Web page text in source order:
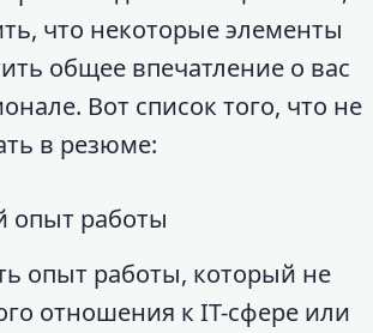
что некоторые элементы
общее впечатление о вас
Вот список того, что не
в резюме:
опыт работы
опыт работы, который не
отношения к IT-сфере или